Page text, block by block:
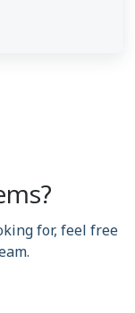
for, feel free